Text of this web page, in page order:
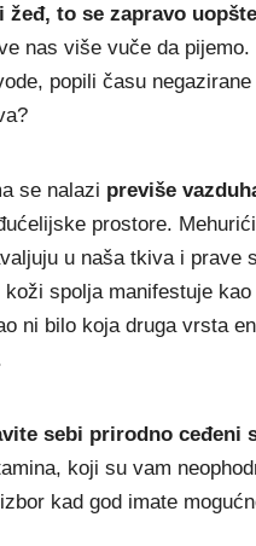
to se zapravo
nas više vuče da
popili času
se nalazi previše
prostore.
u naša tkiva i prave
spolja manifestuje
ni bilo koja druga vrsta
sebi prirodno ceđeni
koji su vam
kad god imate